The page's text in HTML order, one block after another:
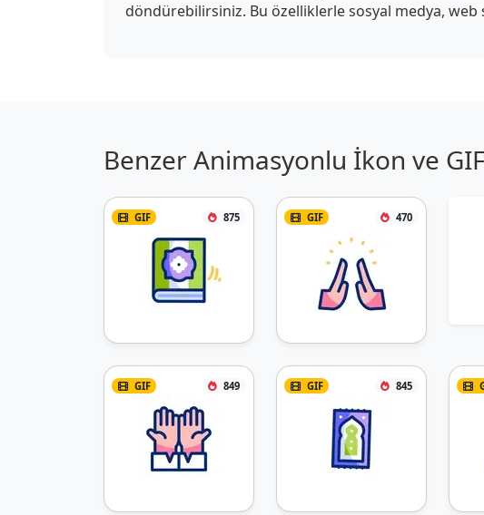
döndürebilirsiniz. Bu özelliklerle sosyal medya,
Benzer Animasyonlu İkon ve
GIF 875 GIF 470
GIF 849 GIF 845